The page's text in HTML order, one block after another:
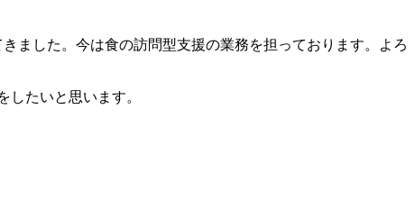
ました。今は食の訪問型支援の業務を担っております。よろ
たいと思います。